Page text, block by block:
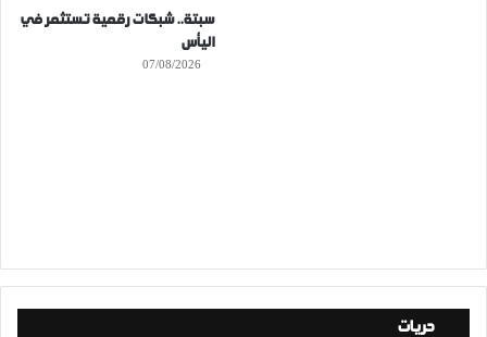
سبتة.. شبكات رقمية تستثمر في
اليأس
07/08/2026
حريات